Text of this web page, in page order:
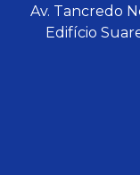
Av. Tancredo
Edifício